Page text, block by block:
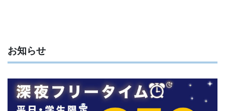
お知らせ